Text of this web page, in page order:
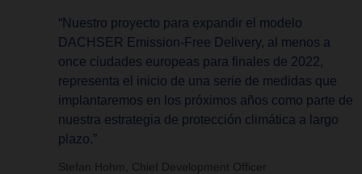
“Nuestro proyecto para expandir el modelo
DACHSER Emission-Free Delivery, al menos a
once ciudades europeas para finales de 2022,
representa el inicio de una serie de medidas que
implantaremos en los próximos años como parte de
nuestra estrategia de protección climática a largo
plazo.”
Stefan Hohm, Chief Development Officer